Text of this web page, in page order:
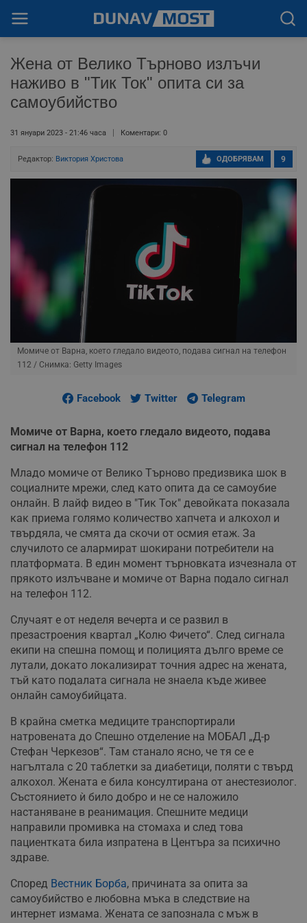
Жена от Велико Търново излъчи
наживо в "Тик Ток" опита си за
самоубийство
31 януари 2023 - 21:46 часа Коментари: 0
Редактор: Виктория Христова 9
ОДОБРЯВАМ
Момиче от Варна, което гледало видеото, подава сигнал на телефон
112 / Снимка: Getty Images
Facebook Twitter Telegram
Момиче от Варна, което гледало видеото, подава
сигнал на телефон 112
Младо момиче от Велико Търново предизвика шок в
социалните мрежи, след като опита да се самоубие
онлайн. В лайф видео в "Тик Ток" девойката показала
как приема голямо количество хапчета и алкохол и
твърдяла, че смята да скочи от осмия етаж. За
случилото се алармират шокирани потребители на
платформата. В един момент търновката изчезнала от
прякото излъчване и момиче от Варна подало сигнал
на телефон 112.
Случаят е от неделя вечерта и се развил в
презастроения квартал „Колю Фичето“. След сигнала
екипи на спешна помощ и полицията дълго време се
лутали, докато локализират точния адрес на жената,
тъй като подалата сигнала не знаела къде живее
онлайн самоубийцата.
В крайна сметка медиците транспортирали
натровената до Спешно отделение на МОБАЛ „Д-р
Стефан Черкезов“. Там станало ясно, че тя се е
нагълтала с 20 таблетки за диабетици, поляти с твърд
алкохол. Жената е била консултирана от анестезиолог.
Състоянието ѝ било добро и не се наложило
настаняване в реанимация. Спешните медици
направили промивка на стомаха и след това
пациентката била изпратена в Центъра за психично
здраве.
Според Вестник Борба, причината за опита за
самоубийство е любовна мъка в следствие на
интернет измама. Жената се запознала с мъж в